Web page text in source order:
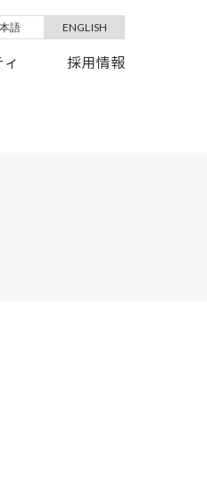
。
語 ENGLISH
採用情報